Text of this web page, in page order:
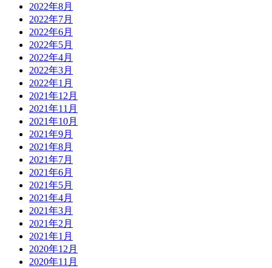
2022年8月
2022年7月
2022年6月
2022年5月
2022年4月
2022年3月
2022年1月
2021年12月
2021年11月
2021年10月
2021年9月
2021年8月
2021年7月
2021年6月
2021年5月
2021年4月
2021年3月
2021年2月
2021年1月
2020年12月
2020年11月